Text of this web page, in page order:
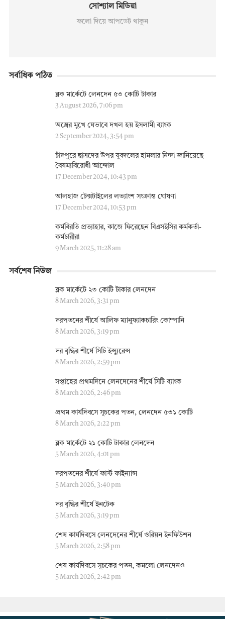
সোশ্যাল মিডিয়া
ফলো দিয়ে আপডেট থাকুন
সর্বাধিক পঠিত
ব্লক মার্কেটে লেনদেন ৫৩ কোটি টাকার
3 August 2026, 7:06 pm
অস্ত্রের মুখে যেভাবে দখল হয় ইসলামী ব্যাংক
2 September 2024, 3:54 pm
চাঁদপুরে ছাত্রদের উপর যুবদলের হামলার নিন্দা জানিয়েছে
বৈষম্যবিরোধী আন্দোল
17 December 2024, 10:43 pm
আলহাজ টেক্সটাইলের লভ্যাংশ সংক্রান্ত ঘোষণা
17 December 2024, 10:53 pm
কর্মবিরতি প্রত্যাহার, কাজে ফিরেছেন বিএসইসির কর্মকর্তা-
কর্মচারীরা
9 March 2025, 11:28 am
সর্বশেষ নিউজ
ব্লক মার্কেটে ২৩ কোটি টাকার লেনদেন
8 March 2026, 3:31 pm
দরপতনের শীর্ষে আলিফ ম্যানুফ্যাকচারিং কোম্পানি
8 March 2026, 3:19 pm
দর বৃদ্ধির শীর্ষে সিটি ইন্স্যুরেন্স
8 March 2026, 2:59 pm
সপ্তাহের প্রথমদিনে লেনদেনের শীর্ষে সিটি ব্যাংক
8 March 2026, 2:46 pm
প্রথম কার্যদিবসে সূচকের পতন, লেনদেন ৫৩১ কোটি
8 March 2026, 2:22 pm
ব্লক মার্কেটে ২১ কোটি টাকার লেনদেন
5 March 2026, 4:01 pm
দরপতনের শীর্ষে ফার্স্ট ফাইন্যান্স
5 March 2026, 3:40 pm
দর বৃদ্ধির শীর্ষে ইনটেক
5 March 2026, 3:19 pm
শেষ কার্যদিবসে লেনদেনের শীর্ষে ওরিয়ন ইনফিউশন
5 March 2026, 2:58 pm
শেষ কার্যদিবসে সূচকের পতন, কমলো লেনদেনও
5 March 2026, 2:42 pm